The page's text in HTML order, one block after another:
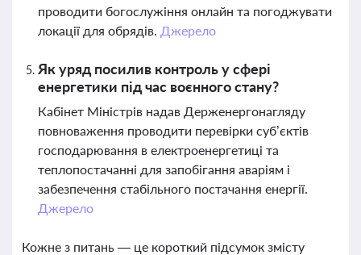
проводити богослужіння онлайн та погоджувати
локації для обрядів. Джерело
Як уряд посилив контроль у сфері
енергетики під час воєнного стану?
Кабінет Міністрів надав Держенергонагляду
повноваження проводити перевірки суб’єктів
господарювання в електроенергетиці та
теплопостачанні для запобігання аваріям і
забезпечення стабільного постачання енергії.
Джерело
Кожне з питань — це короткий підсумок змісту